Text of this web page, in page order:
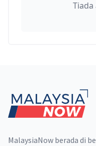
MalaysiaNow berada di